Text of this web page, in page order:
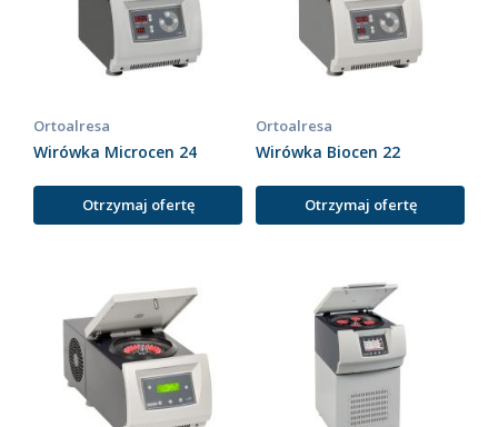
Ortoalresa
Wirówka Microcen 24
Otrzymaj ofertę
Ortoalresa
Wirówka Biocen 22
Otrzymaj ofertę